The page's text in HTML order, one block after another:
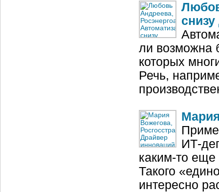
ли возможна
которых
Речь,
каким‑то
Такого
интересно